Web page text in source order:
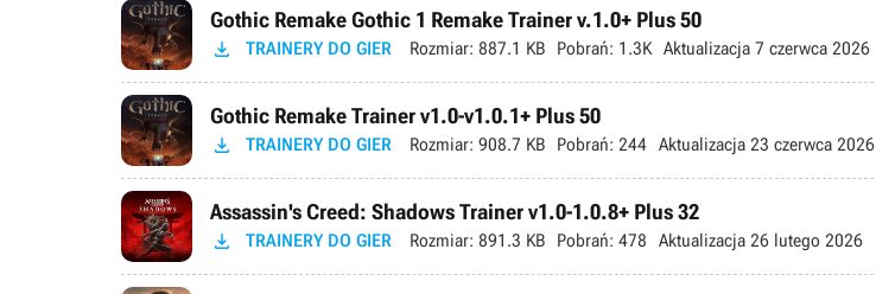
Gothic Remake Gothic 1 Remake Trainer v.1.0+ Plus 50
 TRAINERY DO GIER Rozmiar: 887.1 KB Pobrań: 1.3K Aktualizacja 7 czerwca 2026
Gothic Remake Trainer v1.0-v1.0.1+ Plus 50
 TRAINERY DO GIER Rozmiar: 908.7 KB Pobrań: 244 Aktualizacja 23 czerwca 2026
Assassin's Creed: Shadows Trainer v1.0-1.0.8+ Plus 32
 TRAINERY DO GIER Rozmiar: 891.3 KB Pobrań: 478 Aktualizacja 26 lutego 2026